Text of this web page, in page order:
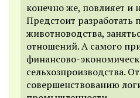
конечно же, повлияет и
Предстоит
животноводства,
отношений. А самого
финансово-
сельхозпроизводства.
совершенствованию